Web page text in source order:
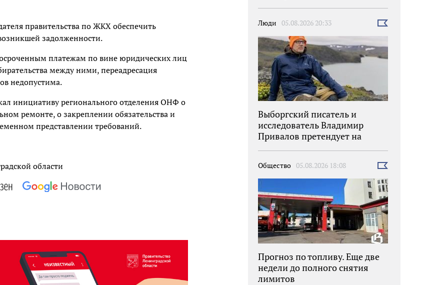
правительства по ЖКХ обеспечить
задолженности.
платежам по вине юридических лиц
между ними, переадресация
недопустима.
инициативу регионального отделения ОНФ о
ремонте, о закреплении обязательства и
представлении требований.
области
Люди 05.08.2026 20:33
Выбрать
Выборгский писатель и
исследователь Владимир
Привалов претендует на
Общество 05.08.2026 18:08
Выбрать
Прогноз по топливу. Еще две
недели до полного снятия
лимитов